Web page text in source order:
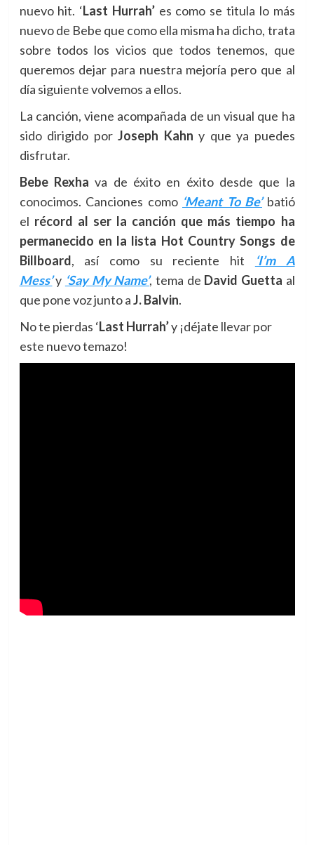
nuevo hit. ‘Last Hurrah’es como se titula lo más
nuevo de Bebe que como ella misma ha dicho, trata
sobre todos los vicios que todos tenemos, que
queremos dejar para nuestra mejoría pero que al
día siguiente volvemos a ellos.
La canción, viene acompañada de un visual que ha
sido dirigido por Joseph Kahn y que ya puedes
disfrutar.
Bebe Rexha va de éxito en éxito desde que la
conocimos. Canciones como ‘Meant To Be’batió
el récord al ser la canción que más tiempo ha
permanecido en la lista Hot Country Songs de
Billboard, así como su reciente hit
‘I’m A
Mess’y ‘Say My Name’, tema de David Guetta al
que pone voz junto aJ. Balvin.
No te pierdas ‘Last Hurrah’y ¡déjate llevar por
este nuevo temazo!